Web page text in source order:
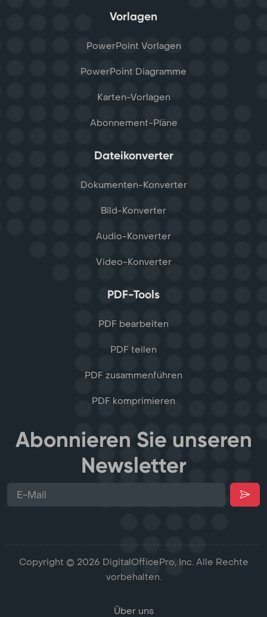
Vorlagen
PowerPoint Vorlagen
PowerPoint Diagramme
Karten-Vorlagen
Abonnement-Pläne
Dateikonverter
Dokumenten-Konverter
Bild-Konverter
Audio-Konverter
Video-Konverter
PDF-Tools
PDF bearbeiten
PDF teilen
PDF zusammenführen
PDF komprimieren
Abonnieren Sie unseren
Newsletter
Copyright © 2026 DigitalOfficePro, Inc. Alle Rechte
vorbehalten.
Über uns